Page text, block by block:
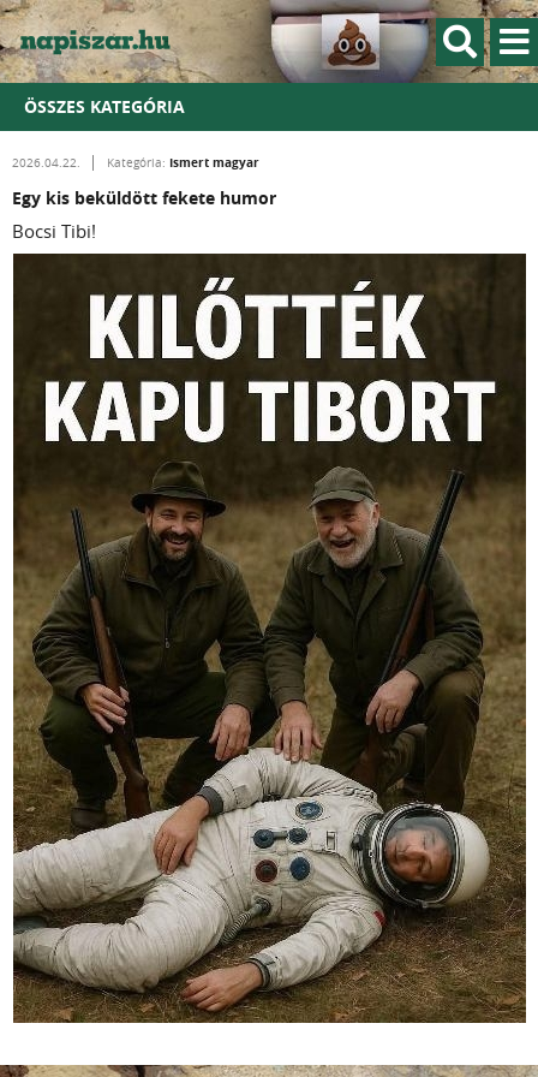
ÖSSZES KATEGÓRIA
2026.04.22. Kategória: Ismert magyar
Egy kis beküldött fekete humor
Bocsi Tibi!